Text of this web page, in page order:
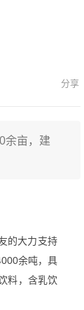
余亩，建
的大力支持
余吨，具
料，含乳饮